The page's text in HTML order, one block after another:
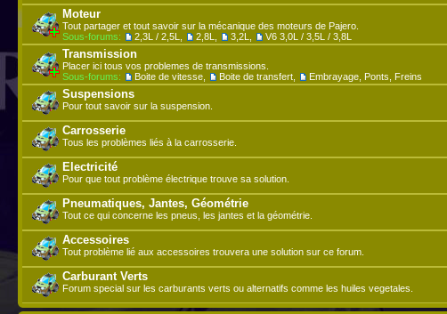
Moteur
Tout partager et tout savoir sur la mécanique des moteurs de Pajero.
Sous-forums:
2,3L / 2,5L 2,8L 3,2L V6 3,0L / 3,5L / 3,8L
Transmission
Placer ici tous vos problemes de transmissions.
Sous-forums:
Boite de vitesse Boite de transfert Embrayage, Ponts, Freins
Suspensions
Pour tout savoir sur la suspension.
Carrosserie
Tous les problèmes liés à la carrosserie.
Electricité
Pour que tout problème électrique trouve sa solution.
Pneumatiques, Jantes, Géométrie
Tout ce qui concerne les pneus, les jantes et la géométrie.
Accessoires
Tout problème lié aux accessoires trouvera une solution sur ce forum.
Carburant Verts
Forum special sur les carburants verts ou alternatifs comme les huiles vegetales.